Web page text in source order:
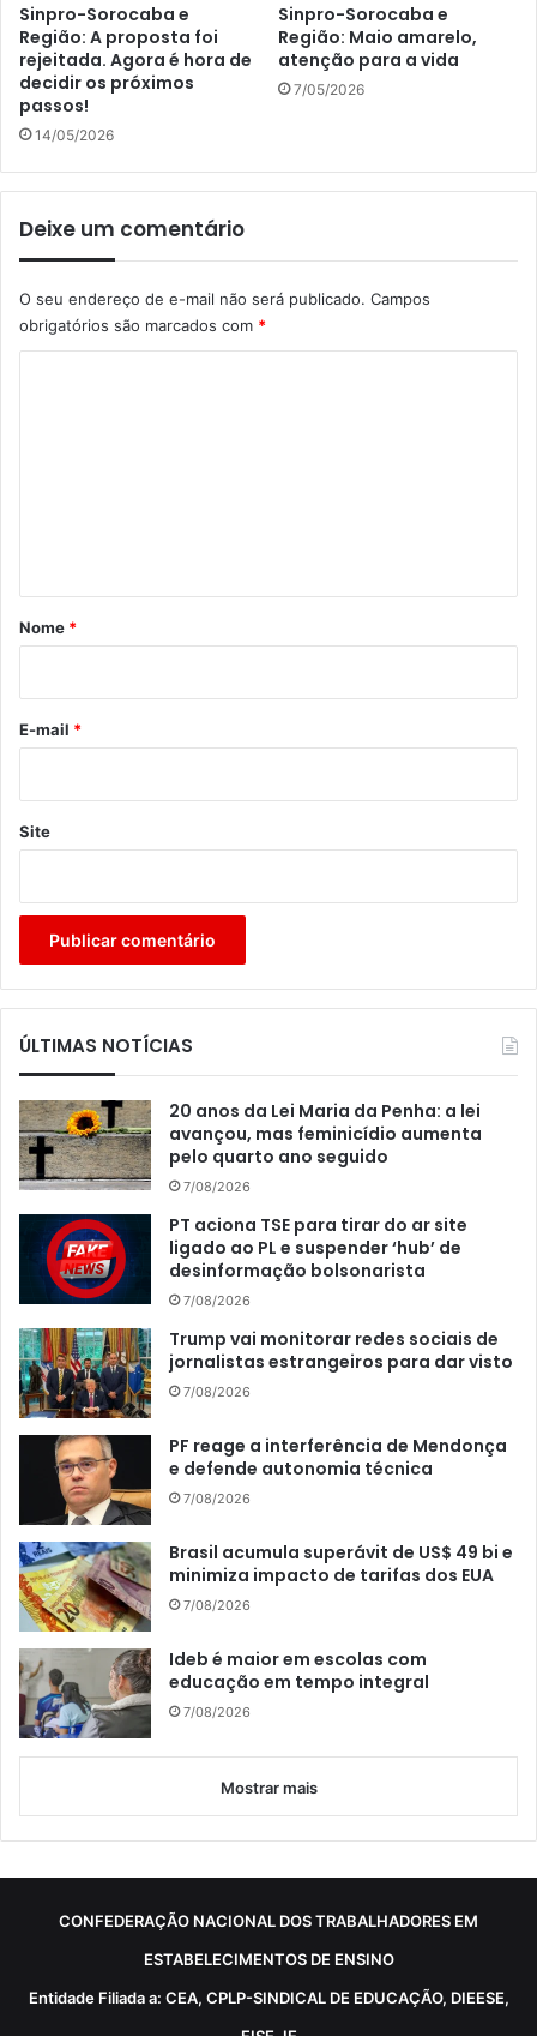
Sinpro-Sorocaba e
Região: A proposta foi
rejeitada. Agora é hora de
decidir os próximos
passos!
14/05/2026
Sinpro-Sorocaba e
Região: Maio amarelo,
atenção para a vida
7/05/2026
Deixe um comentário
O seu endereço de e-mail não será publicado. Campos
obrigatórios são marcados com *
r
*
Nome *
E-mail *
Site
ÚLTIMAS NOTÍCIAS
20 anos da Lei Maria da Penha: a lei
avançou, mas feminicídio aumenta
pelo quarto ano seguido
7/08/2026
PT aciona TSE para tirar do ar site
ligado ao PL e suspender ‘hub’ de
desinformação bolsonarista
7/08/2026
Trump vai monitorar redes sociais de
jornalistas estrangeiros para dar visto
7/08/2026
PF reage a interferência de Mendonça
e defende autonomia técnica
7/08/2026
Brasil acumula superávit de US$ 49 bi e
minimiza impacto de tarifas dos EUA
7/08/2026
Ideb é maior em escolas com
educação em tempo integral
7/08/2026
Mostrar mais
CONFEDERAÇÃO NACIONAL DOS TRABALHADORES EM
ESTABELECIMENTOS DE ENSINO
Entidade Filiada a: CEA, CPLP-SINDICAL DE EDUCAÇÃO, DIEESE,